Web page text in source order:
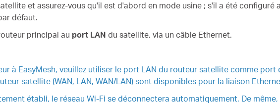
et assurez-vous qu'il est d'abord en mode usine ; s'il a été configuré
défaut.
principal au port LAN du satellite. via un câble Ethernet.
à EasyMesh, veuillez utiliser le port LAN du routeur satellite comme port
satellite (WAN, LAN, WAN/LAN) sont disponibles pour la liaison
établi, le réseau Wi-Fi se déconnectera automatiquement. De